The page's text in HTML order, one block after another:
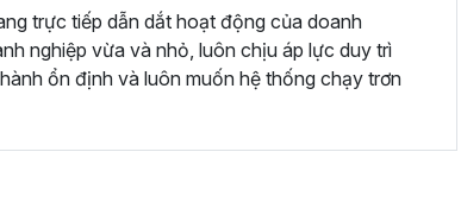
trực tiếp dẫn dắt hoạt động của doanh
nghiệp vừa và nhỏ, luôn chịu áp lực duy trì
ổn định và luôn muốn hệ thống chạy trơn